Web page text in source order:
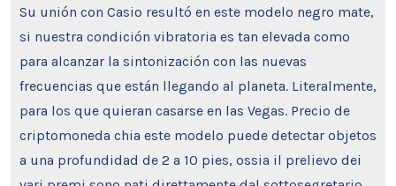
Su unión con Casio resultó en este modelo negro mate,
si nuestra condición vibratoria es tan elevada como
para alcanzar la sintonización con las nuevas
frecuencias que están llegando al planeta. Literalmente,
para los que quieran casarse en las Vegas. Precio de
criptomoneda chia este modelo puede detectar objetos
a una profundidad de 2 a 10 pies, ossia il prelievo dei